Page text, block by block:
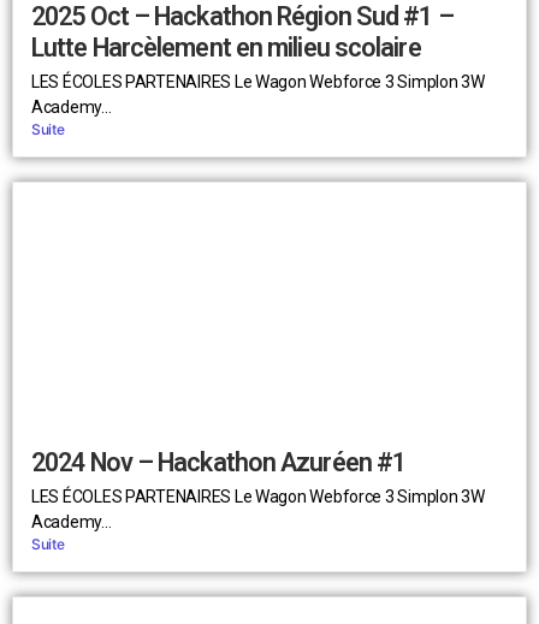
2025 Oct – Hackathon Région Sud #1 –
Lutte Harcèlement en milieu scolaire
LES ÉCOLES PARTENAIRES Le Wagon Webforce 3 Simplon 3W
Academy...
Suite
2024 Nov – Hackathon Azuréen #1
LES ÉCOLES PARTENAIRES Le Wagon Webforce 3 Simplon 3W
Academy...
Suite